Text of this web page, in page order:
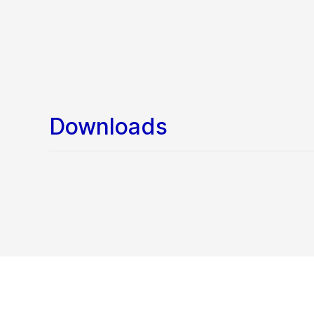
Downloads